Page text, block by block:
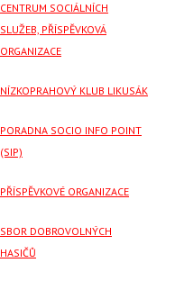
CENTRUM SOCIÁLNÍCH
SLUŽEB, PŘÍSPĚVKOVÁ
ORGANIZACE
NÍZKOPRAHOVÝ KLUB LIKUSÁK
PORADNA SOCIO INFO POINT
(SIP)
PŘÍSPĚVKOVÉ ORGANIZACE
SBOR DOBROVOLNÝCH
HASIČŮ